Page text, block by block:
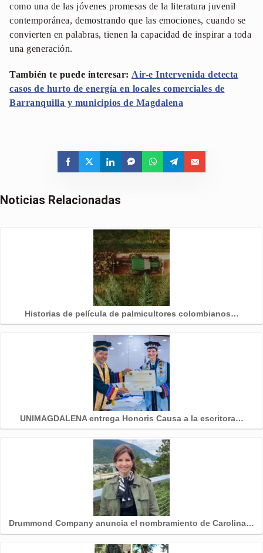
como una de las jóvenes promesas de la literatura juvenil
contemporánea, demostrando que las emociones, cuando se
convierten en palabras, tienen la capacidad de inspirar a toda
una generación.
También te puede interesar: Air-e Intervenida detecta
casos de hurto de energía en locales comerciales de
Barranquilla y municipios de Magdalena
Noticias Relacionadas
Historias de película de palmicultores colombianos…
UNIMAGDALENA entrega Honoris Causa a la escritora…
Drummond Company anuncia el nombramiento de Carolina…